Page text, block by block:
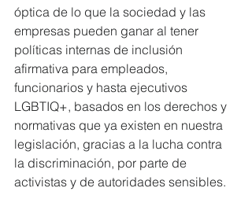
óptica de lo que la sociedad y las
empresas pueden ganar al tener
políticas internas de inclusión
afirmativa para empleados,
funcionarios y hasta ejecutivos
LGBTIQ+, basados en los derechos y
normativas que ya existen en nuestra
legislación, gracias a la lucha contra
la discriminación, por parte de
activistas y de autoridades sensibles.